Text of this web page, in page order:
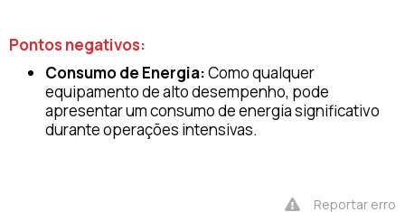
Pontos negativos:
Consumo de Energia:Como qualquer
equipamento de alto desempenho, pode
apresentar um consumo de energia significativo
durante operações intensivas.
Reportar erro